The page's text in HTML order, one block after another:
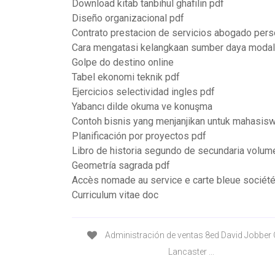
Download kitab tanbihul ghafilin pdf
Diseño organizacional pdf
Contrato prestacion de servicios abogado
Cara mengatasi kelangkaan sumber daya modal
Golpe do destino online
Tabel ekonomi teknik pdf
Ejercicios selectividad ingles pdf
Yabancı dilde okuma ve konuşma
Contoh bisnis yang menjanjikan untuk
Planificación por proyectos pdf
Libro de historia segundo de secundaria
Geometría sagrada pdf
Accès nomade au service e carte bleue
Curriculum vitae doc
Administración de ventas 8ed David Jobber
Lancaster ...